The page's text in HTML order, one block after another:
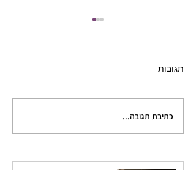
שריטה או בעיה? ההבחנה
שתשדרג לכם את הדמויות
תגובות
כתיבת תגובה...